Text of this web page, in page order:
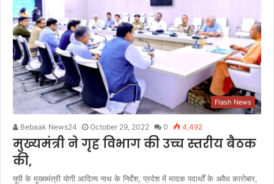
Flash News
Bebaak News24 October 29, 2022 0 4,492
मुख्यमंत्री ने गृह विभाग की उच्च स्तरीय बैठक
की,
यूपी के मुख्यमंत्री योगी आदित्य नाथ के निर्देश, प्रदेश में मादक पदार्थों के अवैध कारोबार,